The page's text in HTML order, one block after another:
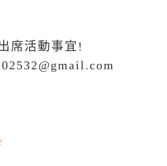
席活動事宜!